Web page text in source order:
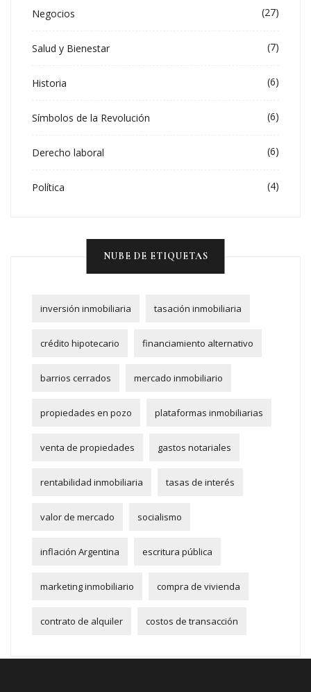
Negocios (27)
Salud y Bienestar (7)
Historia (6)
Símbolos de la Revolución (6)
Derecho laboral (6)
Política (4)
NUBE DE ETIQUETAS
inversión inmobiliaria tasación inmobiliaria
crédito hipotecario financiamiento alternativo
barrios cerrados mercado inmobiliario
propiedades en pozo plataformas inmobiliarias
venta de propiedades gastos notariales
rentabilidad inmobiliaria tasas de interés
valor de mercado socialismo
inflación Argentina escritura pública
marketing inmobiliario compra de vivienda
contrato de alquiler costos de transacción